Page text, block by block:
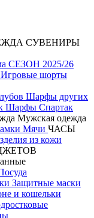
СУВЕНИРЫ
СЕЗОН 2025/26
Игровые шорты
Шарфы других
Шарфы Спартак
Мужская одежда
Мячи ЧАСЫ
из кожи
Защитные маски
и кошельки